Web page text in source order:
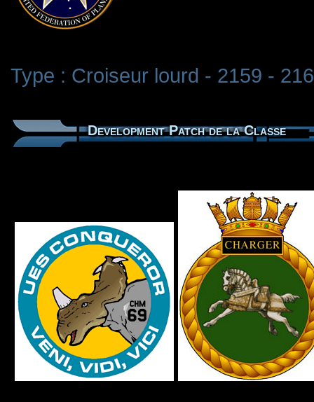
Type : Croiseur lourd - 2159 -
Development Patch de la Classe